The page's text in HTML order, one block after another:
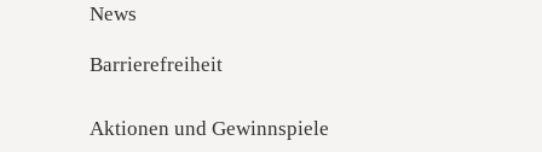
News
Barrierefreiheit
Aktionen und Gewinnspiele